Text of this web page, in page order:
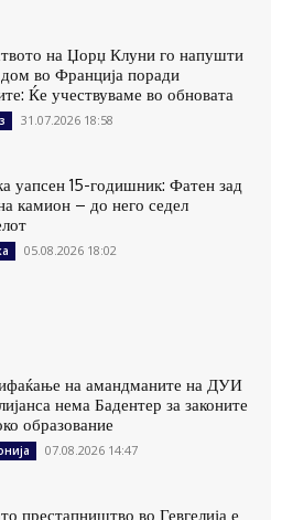
на Џорџ Клуни го напушти
дом во Франција поради
Ќе учествуваме во обновата
31.07.2026 18:58
уапсен 15-годишник: Фатен зад
камион – до него седел
05.08.2026 18:02
на амандманите на ДУИ
нема Бадентер за законите
образование
07.08.2026 14:47
престапништво во Гевгелија е